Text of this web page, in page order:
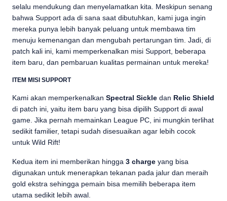
selalu mendukung dan menyelamatkan kita. Meskipun senang
bahwa Support ada di sana saat dibutuhkan, kami juga ingin
mereka punya lebih banyak peluang untuk membawa tim
menuju kemenangan dan mengubah pertarungan tim. Jadi, di
patch kali ini, kami memperkenalkan misi Support, beberapa
item baru, dan pembaruan kualitas permainan untuk mereka!
ITEM MISI SUPPORT
Kami akan memperkenalkan Spectral Sickle dan Relic Shield
di patch ini, yaitu item baru yang bisa dipilih Support di awal
game. Jika pernah memainkan League PC, ini mungkin terlihat
sedikit familier, tetapi sudah disesuaikan agar lebih cocok
untuk Wild Rift!
Kedua item ini memberikan hingga 3 charge yang bisa
digunakan untuk menerapkan tekanan pada jalur dan meraih
gold ekstra sehingga pemain bisa memilih beberapa item
utama sedikit lebih awal.